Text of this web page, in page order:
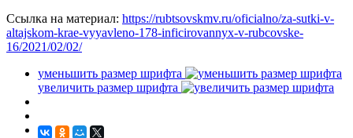
Ссылка на материал: https://rubtsovskmv.ru/oficialno/za-sutki-v-
altajskom-krae-vyyavleno-178-inficirovannyx-v-rubcovske-
16/2021/02/02/
уменьшить размер шрифта
увеличить размер шрифта